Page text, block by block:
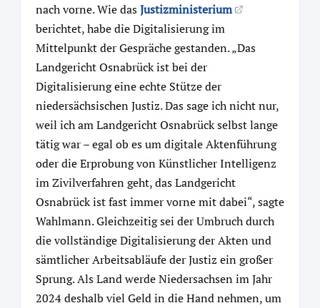
nach vorne. Wie dasJustizministerium
berichtet, habe die Digitalisierung im
Mittelpunkt der Gespräche gestanden. „Das
Landgericht Osnabrück ist bei der
Digitalisierung eine echte Stütze der
niedersächsischen Justiz. Das sage ich nicht nur,
weil ich am Landgericht Osnabrück selbst lange
tätig war – egal ob es um digitale Aktenführung
oder die Erprobung von Künstlicher Intelligenz
im Zivilverfahren geht, das Landgericht
Osnabrück ist fast immer vorne mit dabei“, sagte
Wahlmann. Gleichzeitig sei der Umbruch durch
die vollständige Digitalisierung der Akten und
sämtlicher Arbeitsabläufe der Justiz ein großer
Sprung. Als Land werde Niedersachsen im Jahr
2024 deshalb viel Geld in die Hand nehmen, um